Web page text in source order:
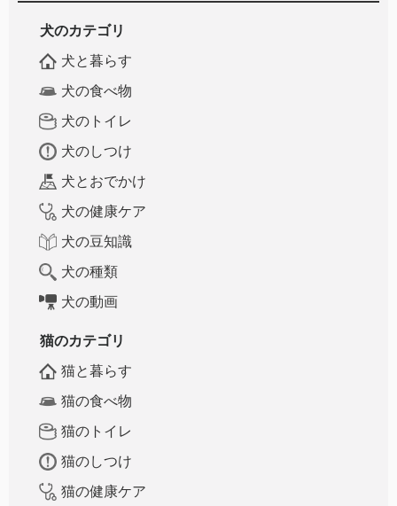
犬のカテゴリ
犬と暮らす
犬の食べ物
犬のトイレ
犬のしつけ
犬とおでかけ
犬の健康ケア
犬の豆知識
犬の種類
犬の動画
猫のカテゴリ
猫と暮らす
猫の食べ物
猫のトイレ
猫のしつけ
猫の健康ケア